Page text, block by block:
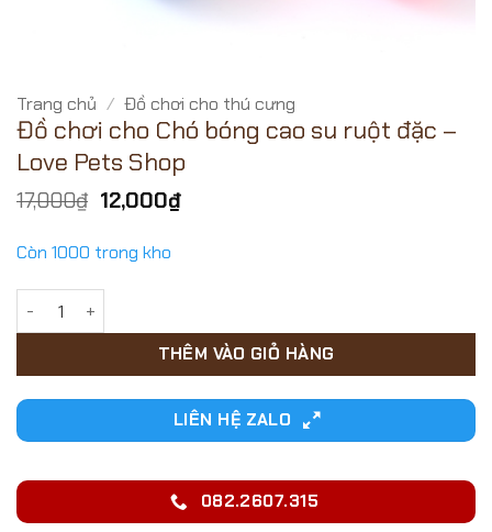
Trang chủ / Đồ chơi cho thú cưng
Đồ chơi cho Chó bóng cao su ruột đặc –
Love Pets Shop
17,000₫ Giá
là:
17,000₫.
12,000₫Giá
Còn 1000 trong kho
THÊM VÀO GIỎ HÀNG
LIÊN HỆ ZALO
082.2607.315